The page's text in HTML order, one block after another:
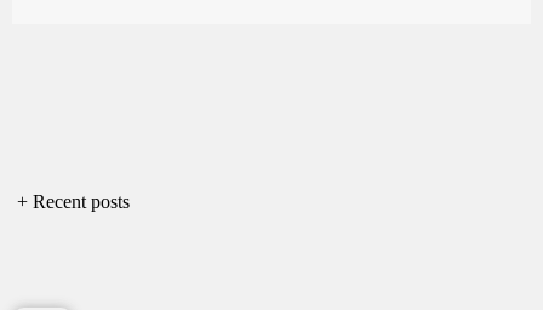
+ Recent posts